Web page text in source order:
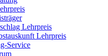
Lehrpreis
Lehrpreis
Service